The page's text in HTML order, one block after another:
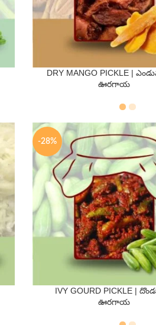
QTY
DRY MANGO PICKLE |
ఊరగాయ
-28%
QTY
IVY GOURD PICKLE |
ఊరగాయ